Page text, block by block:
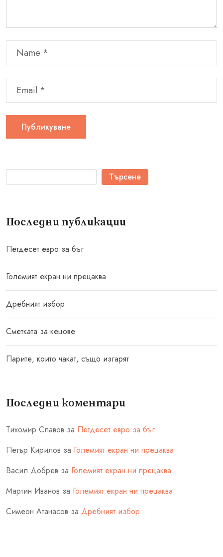
Търсене
Последни публикации
Петдесет евро за бъг
Големият екран ни прецаква
Дребният избор
Сметката за кецове
Парите, които чакат, също изгарят
Последни коментари
Тихомир Славов за Петдесет евро за бъг
Петър Кирилов за Големият екран ни прецаква
Васил Добрев за Големият екран ни прецаква
Мартин Иванов за Големият екран ни прецаква
Симеон Атанасов за Дребният избор